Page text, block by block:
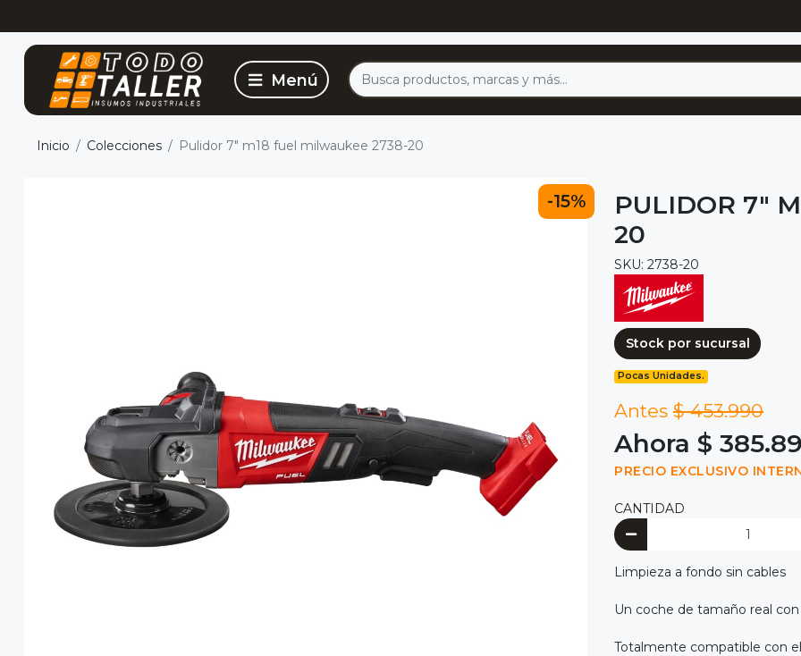
Inicio Colecciones Pulidor 7" m18 fuel milwaukee 2738-20
-15%
PULIDOR 7"
20
SKU: 2738-20
Stock por sucursal
Pocas Unidades.
Antes $ 453.990
Ahora $
PRECIO EXCLUSIVO
CANTIDAD
Limpieza a fondo sin cables
Un coche de tamaño real
Totalmente compatible con